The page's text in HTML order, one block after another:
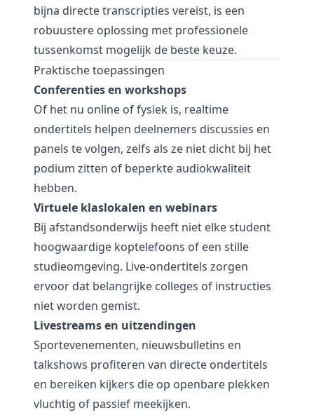
bijna directe transcripties vereist, is een
robuustere oplossing met professionele
tussenkomst mogelijk de beste keuze.
Praktische toepassingen
Conferenties en workshops
Of het nu online of fysiek is, realtime
ondertitels helpen deelnemers discussies en
panels te volgen, zelfs als ze niet dicht bij het
podium zitten of beperkte audiokwaliteit
hebben.
Virtuele klaslokalen en webinars
Bij afstandsonderwijs heeft niet elke student
hoogwaardige koptelefoons of een stille
studieomgeving. Live-ondertitels zorgen
ervoor dat belangrijke colleges of instructies
niet worden gemist.
Livestreams en uitzendingen
Sportevenementen, nieuwsbulletins en
talkshows profiteren van directe ondertitels
en bereiken kijkers die op openbare plekken
vluchtig of passief meekijken.